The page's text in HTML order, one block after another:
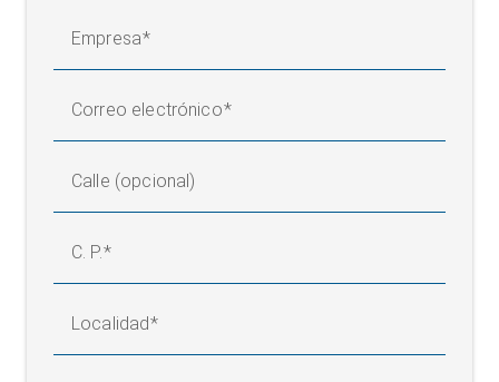
Empresa
Correo electrónico
Calle (opcional)
C. P.
Localidad